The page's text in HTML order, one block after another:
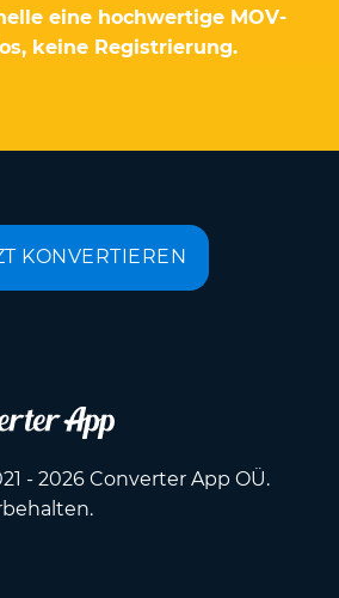
eine hochwertige MOV-
keine Registrierung.
KONVERTIEREN
- 2026 Converter App OÜ.